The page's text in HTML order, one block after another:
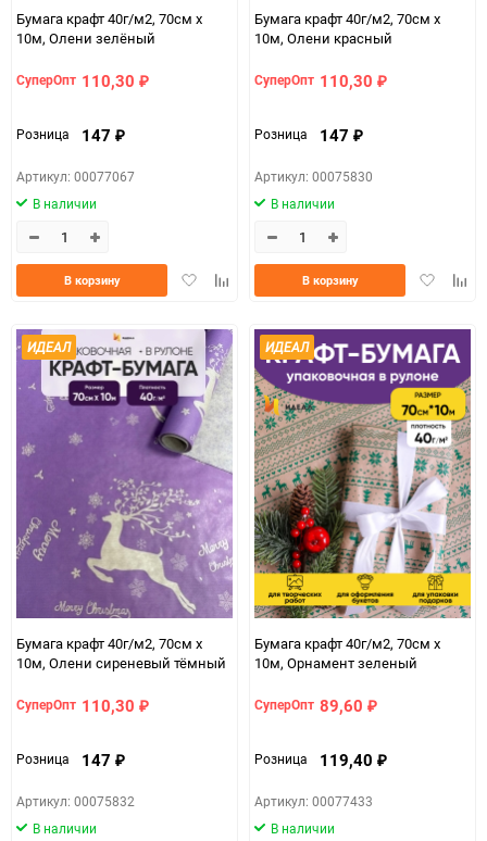
Бумага крафт 40г/м2, 70см x
10м, Олени зелёный
СуперОпт 110,30 ₽
Розница 147 ₽
Артикул: 00077067
В наличии
ДобавитьДобавить
В корзину
Бумага крафт 40г/м2, 70см x
10м, Олени красный
СуперОпт 110,30 ₽
Розница 147 ₽
Артикул: 00075830
В наличии
Добавить
В корзину
ИДЕАЛ
Бумага крафт 40г/м2, 70см x
10м, Олени сиреневый тёмный
СуперОпт 110,30 ₽
Розница 147 ₽
Артикул: 00075832
В наличии
ИДЕАЛ
Бумага крафт 40г/м2, 70см x
10м, Орнамент зеленый
СуперОпт 89,60 ₽
Розница 119,40 ₽
Артикул: 00077433
В наличии